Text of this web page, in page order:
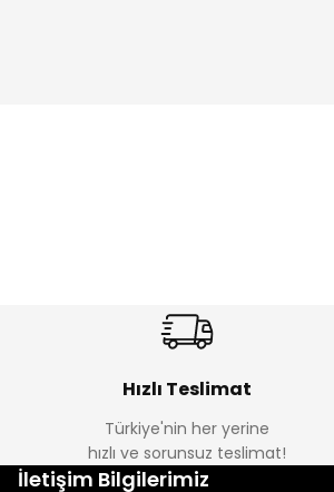
Hızlı Teslimat
Türkiye'nin her yerine
hızlı ve sorunsuz teslimat!
İletişim Bilgilerimiz